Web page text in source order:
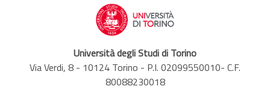
Università degli Studi di Torino
Via Verdi, 8 - 10124 Torino - P.I. 02099550010- C.F.
80088230018